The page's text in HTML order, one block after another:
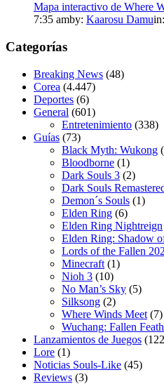
Mapa interactivo de Where
7:35 amby: Kaarosu Damuin:
Categorías
Breaking News (48)
Corea (4.447)
Deportes (6)
General (601)
Entretenimiento (338)
Guías (73)
Black Myth: Wukong
Bloodborne (1)
Dark Souls 3 (2)
Dark Souls
Demon´s Souls (1)
Elden Ring (6)
Elden Ring Nightreign
Elden Ring: Shadow
Lords of the Fallen
Minecraft (1)
Nioh 3 (10)
No Man’s Sky (5)
Silksong (2)
Where Winds Meet (7)
Wuchang: Fallen
Lanzamientos de Juegos
Lore (1)
Noticias Souls-Like (45)
Reviews (3)